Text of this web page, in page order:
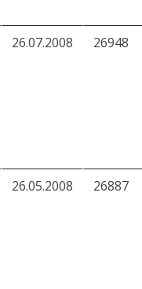
26.07.2008 26948
26.05.2008 26887